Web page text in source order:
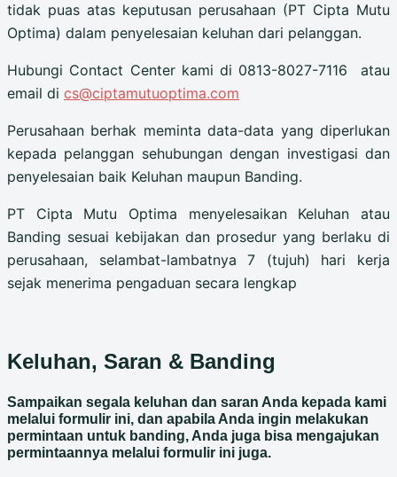
tidak puas atas keputusan perusahaan (PT Cipta Mutu
Optima) dalam penyelesaian keluhan dari pelanggan.
Hubungi Contact Center kami di 0813-8027-7116 atau
email di cs@ciptamutuoptima.com
Perusahaan berhak meminta data-data yang diperlukan
kepada pelanggan sehubungan dengan investigasi dan
penyelesaian baik Keluhan maupun Banding.
PT Cipta Mutu Optima menyelesaikan Keluhan atau
Banding sesuai kebijakan dan prosedur yang berlaku di
perusahaan, selambat-lambatnya 7 (tujuh) hari kerja
sejak menerima pengaduan secara lengkap
Keluhan, Saran & Banding
Sampaikan segala keluhan dan saran Anda kepada kami
melalui formulir ini, dan apabila Anda ingin melakukan
permintaan untuk banding, Anda juga bisa mengajukan
permintaannya melalui formulir ini juga.